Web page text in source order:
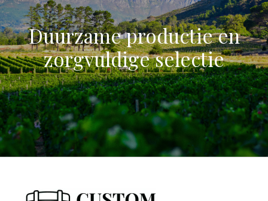
Duurzame productie en
zorgvuldige selectie